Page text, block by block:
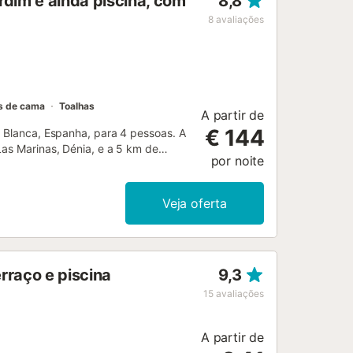
8 avaliações
de cama Toalhas
Espanha, para 4 pessoas. A
Marinas, Dénia, e a 5 km de
belas vistas para o mar, o vale e as
locais para sair, pontos
férias em Espanha com família
grande villa sala de estar com ar
ondas, máquina de lavar loiça,
190 por 90cm) quarto com
de lagoa ...
A partir de
€ 144
por noite
Veja oferta
e piscina 9,3
15 avaliações
A partir de